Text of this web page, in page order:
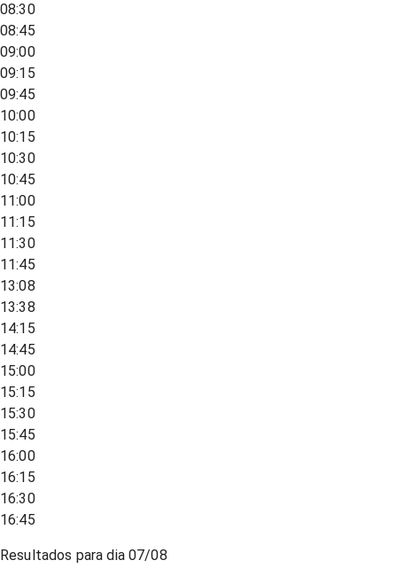
08:30
08:45
09:00
09:15
09:45
10:00
10:15
10:30
10:45
11:00
11:15
11:30
11:45
13:08
13:38
14:15
14:45
15:00
15:15
15:30
15:45
16:00
16:15
16:30
16:45
Resultados para dia07/08